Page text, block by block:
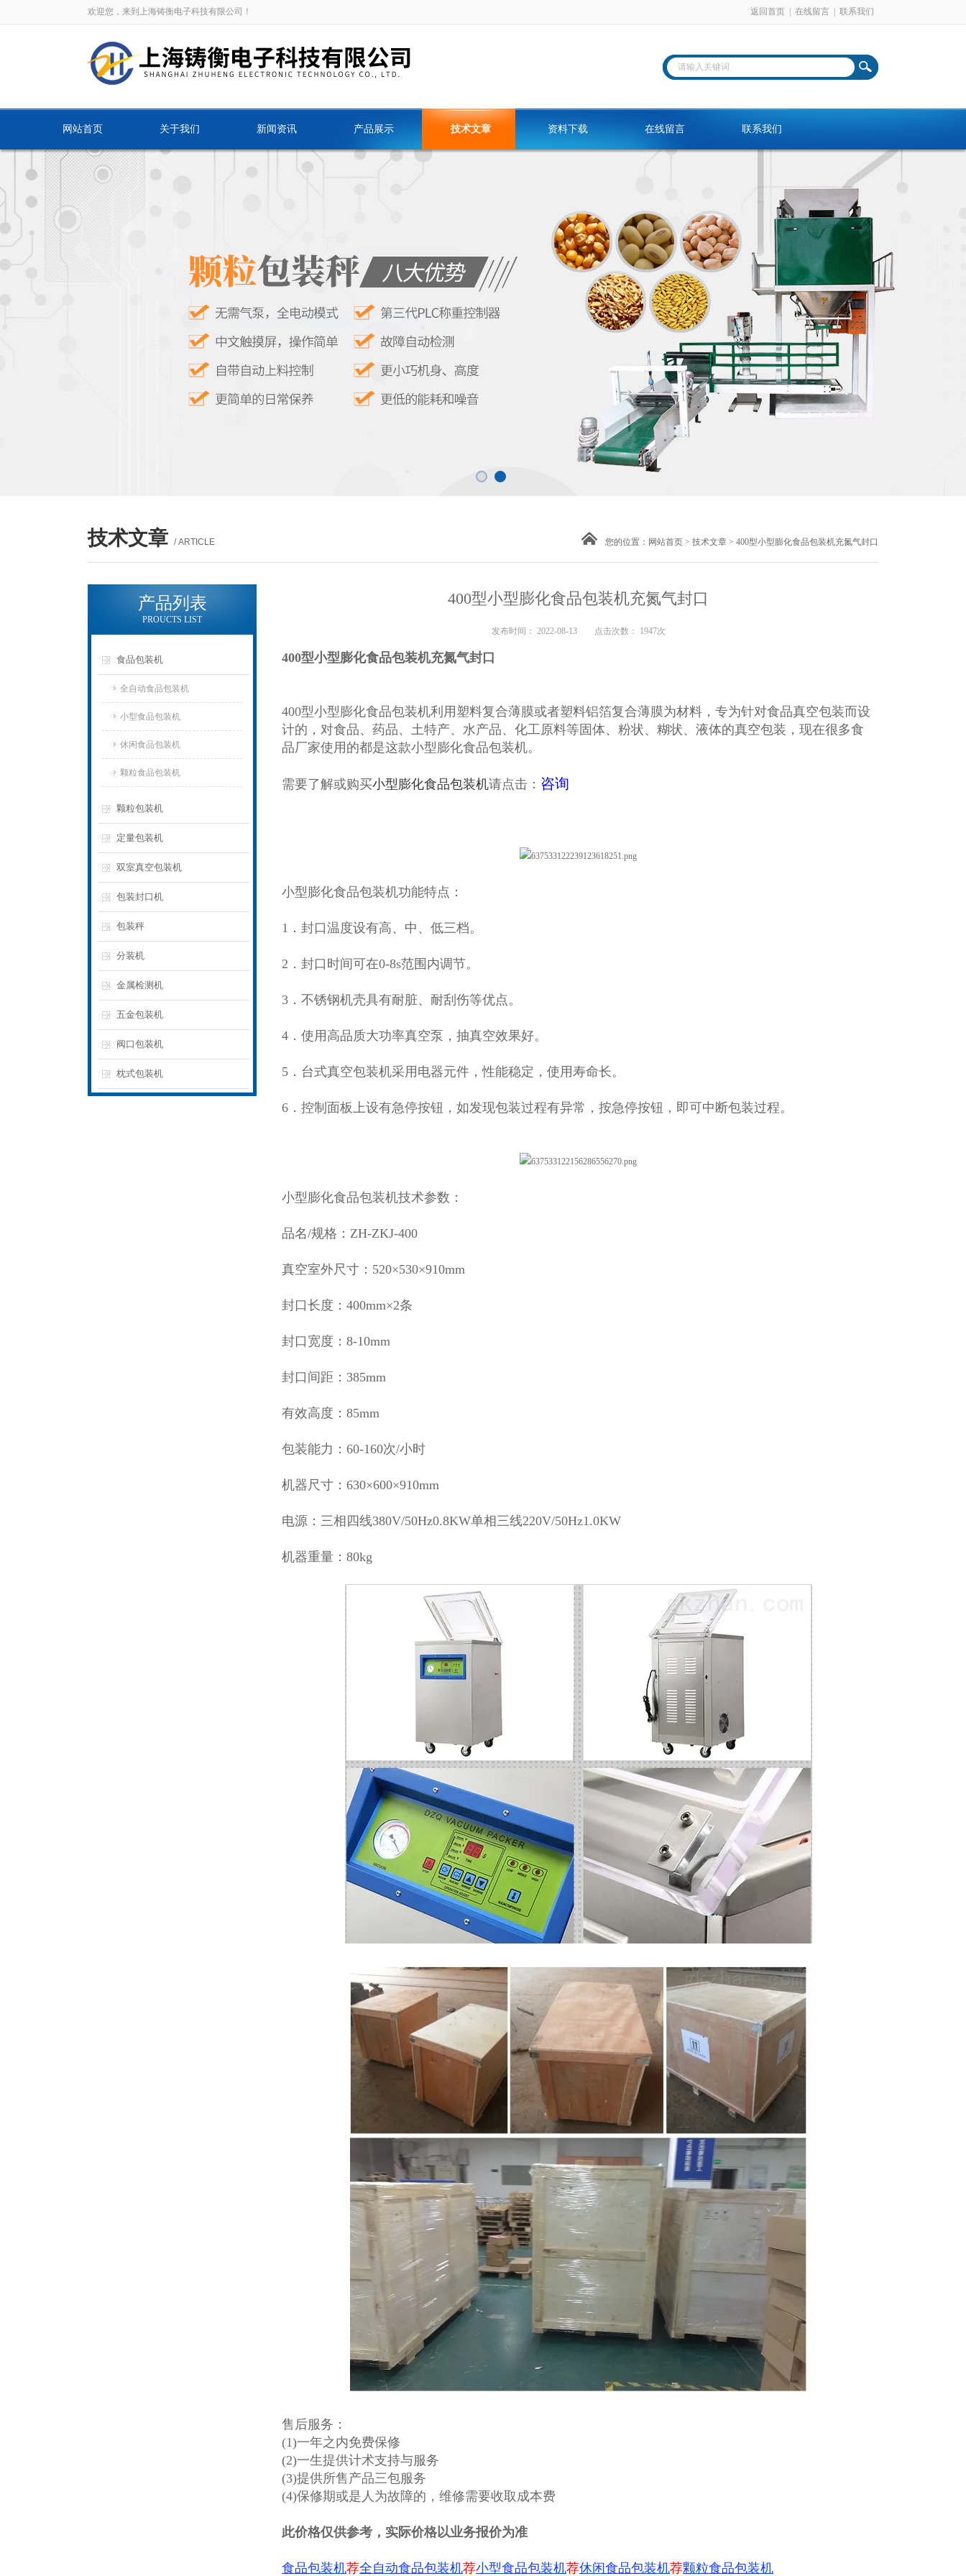
欢迎您，来到上海铸衡电子科技有限公司！ 返回首页 在线留言 联系我们
网站首页 关于我们 新闻资讯 产品展示 技术文章 资料下载 在线留言 联系我们
技术文章 / ARTICLE 您的位置： 网站首页 > 技术文章 > 400型小型膨化食品包装机充氮气封口
产品列表
PROUCTS LIST
食品包装机
全自动食品包装机
小型食品包装机
休闲食品包装机
颗粒食品包装机
颗粒包装机
定量包装机
双室真空包装机
包装封口机
包装秤
分装机
金属检测机
五金包装机
阀口包装机
枕式包装机
400型小型膨化食品包装机充氮气封口
发布时间： 2022-08-13 点击次数： 1947次
400型小型膨化食品包装机充氮气封口
400型小型膨化食品包装机利用塑料复合薄膜或者塑料铝箔复合薄膜为材料，专为针对食品真空包装而设
计的，对食品、药品、土特产、水产品、化工原料等固体、粉状、糊状、液体的真空包装，现在很多食
品厂家使用的都是这款小型膨化食品包装机。
需要了解或购买小型膨化食品包装机请点击： 咨询
小型膨化食品包装机功能特点：
1．封口温度设有高、中、低三档。
2．封口时间可在0-8s范围内调节。
3．不锈钢机壳具有耐脏、耐刮伤等优点。
4．使用高品质大功率真空泵，抽真空效果好。
5．台式真空包装机采用 电器元件，性能稳定，使用寿命长。
6．控制面板上设有急停按钮，如发现包装过程有异常，按急停按钮，即可中断包装过程。
小型膨化食品包装机技术参数：
品名/规格：ZH-ZKJ-400
真空室外尺寸：520×530×910mm
封口长度：400mm×2条
封口宽度：8-10mm
封口间距：385mm
有效高度：85mm
包装能力：60-160次/小时
机器尺寸：630×600×910mm
电源：三相四线380V/50Hz0.8KW单相三线220V/50Hz1.0KW
机器重量：80kg
售后服务：
(1)一年之内免费保修
(2)一生提供计术支持与服务
(3)提供所售产品三包服务
(4)保修期或是人为故障的，维修需要收取成本费
此价格仅供参考，实际价格以业务报价为准
食品包装机荐全自动食品包装机荐小型食品包装机荐休闲食品包装机荐颗粒食品包装机